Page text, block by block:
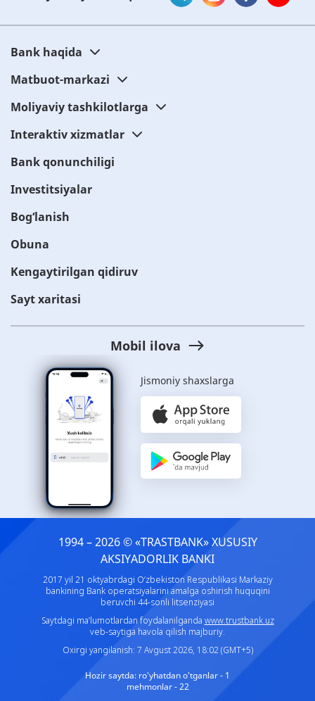
Bank haqida
Matbuot-markazi
Moliyaviy tashkilotlarga
Interaktiv xizmatlar
Bank qonunchiligi
Investitsiyalar
Bog‘lanish
Obuna
Kengaytirilgan qidiruv
Sayt xaritasi
Mobil ilova
Jismoniy shaxslarga
1994 – 2026 © «TRASTBANK» ХUSUSIY
AKSIYADORLIK BANKI
2017 yil 21 oktyabrdagi O‘zbekiston Respublikasi Markaziy
bankining Bank operatsiyalarini amalga oshirish huquqini
beruvchi 44-sonli litsenziyasi
Saytdagi ma’lumotlardan foydalanilganda www.trustbank.uz
veb-saytiga havola qilish majburiy.
Oxirgi yangilanish: 7 Avgust 2026, 18:02 (GMT+5)
Hozir saytda: ro'yhatdan o'tganlar - 1
mehmonlar - 22